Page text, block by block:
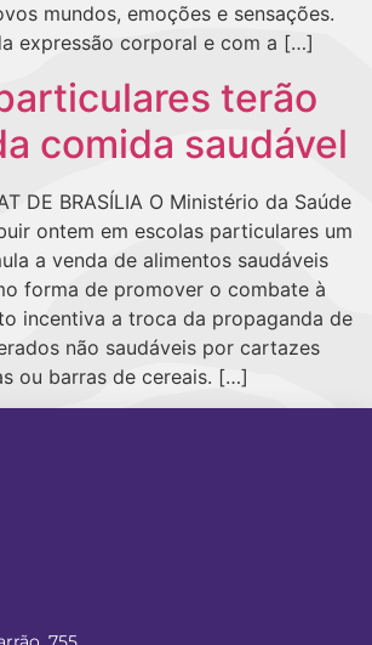
mundos, emoções e sensações.
expressão corporal e com a […]
terão
comida saudável
DE BRASÍLIA O Ministério da Saúde
ontem em escolas particulares um
a venda de alimentos saudáveis
forma de promover o combate à
incentiva a troca da propaganda de
não saudáveis por cartazes
ou barras de cereais. […]